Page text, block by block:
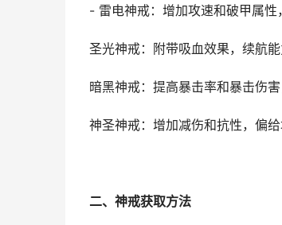
- 雷电神戒：增加攻速和破甲属
圣光神戒：附带吸血效果，续航
暗黑神戒：提高暴击率和暴击伤
神圣神戒：增加减伤和抗性，偏
二、神戒获取方法